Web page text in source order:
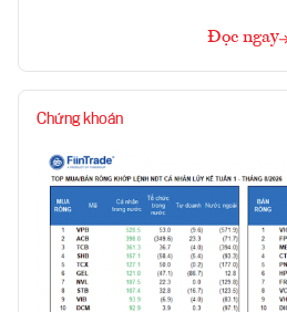
Đọc ngay
Chứng khoán